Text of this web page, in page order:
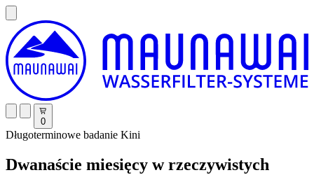
0
Długoterminowe badanie Kini
Dwanaście miesięcy w rzeczywistych